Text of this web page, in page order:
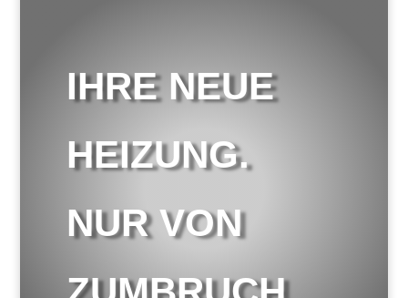
IHRE NEUE
HEIZUNG.
NUR VON